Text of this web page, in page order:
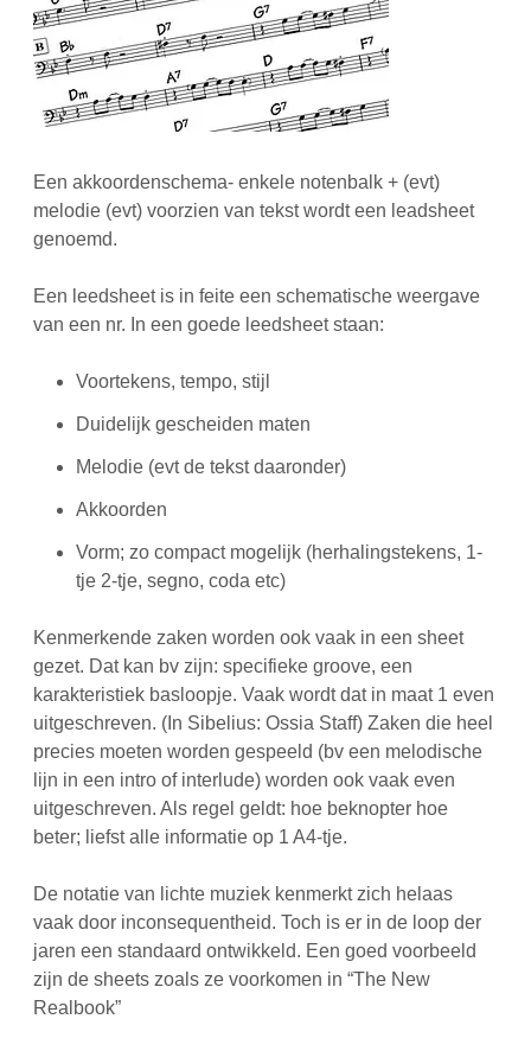
Een akkoordenschema- enkele notenbalk + (evt)
melodie (evt) voorzien van tekst wordt een leadsheet
genoemd.
Een leedsheet is in feite een schematische weergave
van een nr. In een goede leedsheet staan:
Voortekens, tempo, stijl
Duidelijk gescheiden maten
Melodie (evt de tekst daaronder)
Akkoorden
Vorm; zo compact mogelijk (herhalingstekens, 1-
tje 2-tje, segno, coda etc)
Kenmerkende zaken worden ook vaak in een sheet
gezet. Dat kan bv zijn: specifieke groove, een
karakteristiek basloopje. Vaak wordt dat in maat 1 even
uitgeschreven. (In Sibelius: Ossia Staff) Zaken die heel
precies moeten worden gespeeld (bv een melodische
lijn in een intro of interlude) worden ook vaak even
uitgeschreven. Als regel geldt: hoe beknopter hoe
beter; liefst alle informatie op 1 A4-tje.
De notatie van lichte muziek kenmerkt zich helaas
vaak door inconsequentheid. Toch is er in de loop der
jaren een standaard ontwikkeld. Een goed voorbeeld
zijn de sheets zoals ze voorkomen in “The New
Realbook”